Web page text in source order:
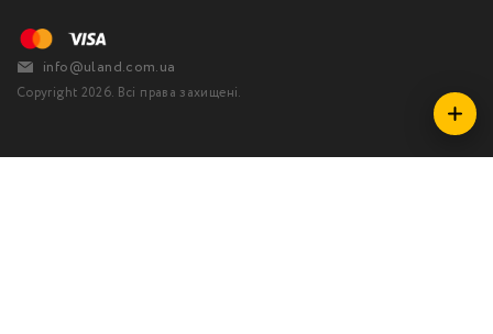
Copyright 2026. Всі права захищені.
info@uland.com.ua